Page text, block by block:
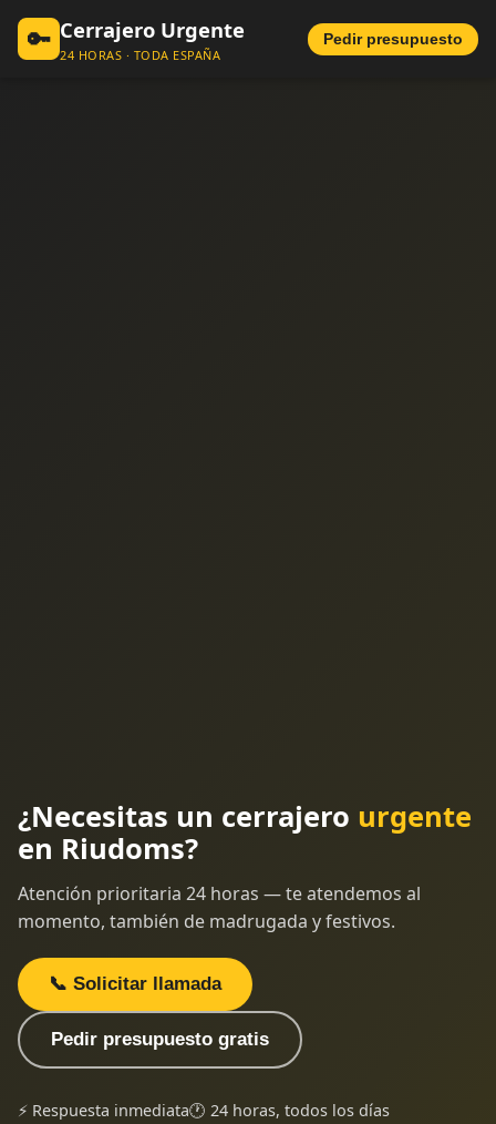
🔑 Cerrajero Urgente
24 HORAS · TODA ESPAÑA
Pedir presupuesto
¿Necesitas un cerrajero urgente
en Riudoms?
Atención prioritaria 24 horas — te atendemos al
momento, también de madrugada y festivos.
📞 Solicitar llamada
Pedir presupuesto gratis
⚡ Respuesta inmediata🕐 24 horas, todos los días